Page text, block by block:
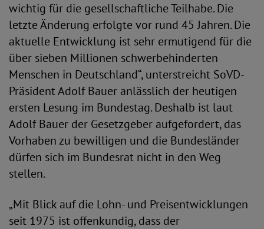
wichtig für die gesellschaftliche Teilhabe. Die
letzte Änderung erfolgte vor rund 45 Jahren. Die
aktuelle Entwicklung ist sehr ermutigend für die
über sieben Millionen schwerbehinderten
Menschen in Deutschland“, unterstreicht SoVD-
Präsident Adolf Bauer anlässlich der heutigen
ersten Lesung im Bundestag. Deshalb ist laut
Adolf Bauer der Gesetzgeber aufgefordert, das
Vorhaben zu bewilligen und die Bundesländer
dürfen sich im Bundesrat nicht in den Weg
stellen.
„Mit Blick auf die Lohn- und Preisentwicklungen
seit 1975 ist offenkundig, dass der